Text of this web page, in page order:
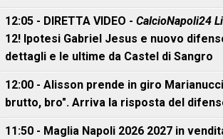
12:05 - DIRETTA VIDEO - CalcioNapoli24
12! Ipotesi Gabriel Jesus e nuovo
dettagli e le ultime da Castel di Sangro
12:00 - Alisson prende in giro
brutto, bro". Arriva la risposta del
11:50 - Maglia Napoli 2026 2027 in